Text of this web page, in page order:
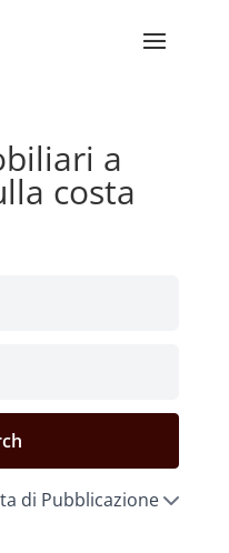
a
costa
di Pubblicazione